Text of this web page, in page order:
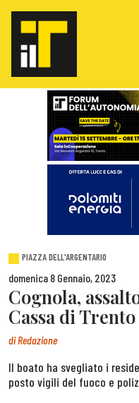
PIAZZA DELL'ARGENTARIO
domenica 8 Gennaio, 2023
Cognola,
Cassa di
diRedazione
Il boato ha svegliato i
posto vigili del fuoco e